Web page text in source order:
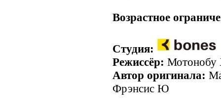
Возрастное
Студия:
Режиссёр: Мотонобу
Автор оригинала:
Фрэнсис Ю